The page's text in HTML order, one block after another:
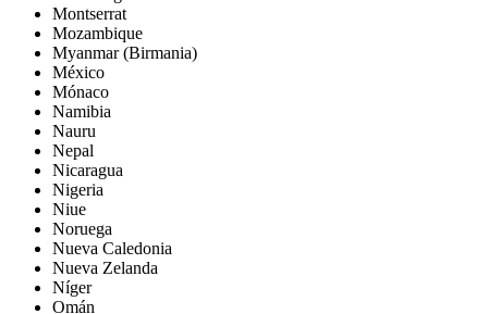
Montserrat
Mozambique
Myanmar (Birmania)
México
Mónaco
Namibia
Nauru
Nepal
Nicaragua
Nigeria
Niue
Noruega
Nueva Caledonia
Nueva Zelanda
Níger
Omán